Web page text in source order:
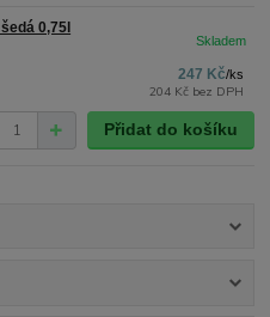
0,75l
247 Kč/ks
204 Kč bez DPH
Přidat do košíku